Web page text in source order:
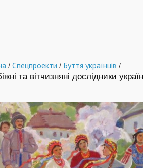
/ Спецпроекти / Буття українців /
та вітчизняні дослідники